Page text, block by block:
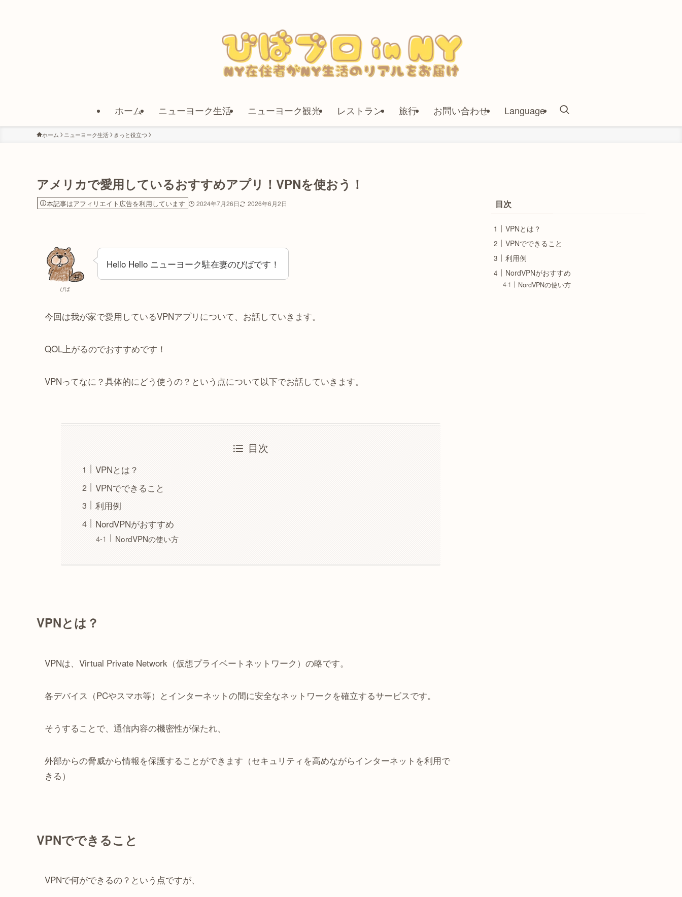
ホーム ニューヨーク生活 ニューヨーク観光 レストラン 旅行 お問い合わせ Language
ホーム ニューヨーク生活 きっと役立つ
アメリカで愛用しているおすすめアプリ！VPNを使おう！
本記事はアフィリエイト広告を利用しています 2024年7月26日 2026年6月2日
びば
Hello Hello ニューヨーク駐在妻のびばです！
今回は我が家で愛用しているVPNアプリについて、お話していきます。
QOL上がるのでおすすめです！
VPNってなに？具体的にどう使うの？という点について以下でお話していきます。
目次
VPNとは？
VPNでできること
利用例
NordVPNがおすすめ
NordVPNの使い方
VPNとは？
VPNは、Virtual Private Network（仮想プライベートネットワーク）の略です。
各デバイス（PCやスマホ等）とインターネットの間に安全なネットワークを確立するサービスです。
そうすることで、通信内容の機密性が保たれ、
外部からの脅威から情報を保護することができます（セキュリティを高めながらインターネットを利用で
きる）
VPNでできること
VPNで何ができるの？という点ですが、
目次
VPNとは？
VPNでできること
利用例
NordVPNがおすすめ
NordVPNの使い方